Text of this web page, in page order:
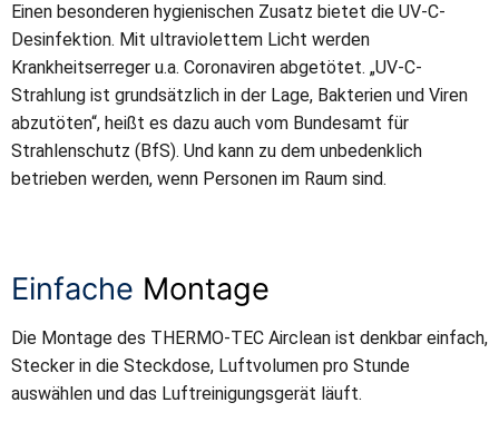
Einen besonderen hygienischen Zusatz bietet die UV-C-
Desinfektion. Mit ultraviolettem Licht werden
Krankheitserreger u.a. Coronaviren abgetötet. „UV-C-
Strahlung ist grundsätzlich in der Lage, Bakterien und Viren
abzutöten“, heißt es dazu auch vom Bundesamt für
Strahlenschutz (BfS). Und kann zu dem unbedenklich
betrieben werden, wenn Personen im Raum sind.
Einfache Montage
Die Montage des THERMO-TEC Airclean ist denkbar einfach,
Stecker in die Steckdose, Luftvolumen pro Stunde
auswählen und das Luftreinigungsgerät läuft.